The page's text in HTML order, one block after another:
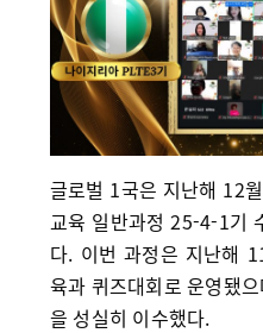
글로벌 1국은 지난해 12
교육 일반과정 25-4-1기
다. 이번 과정은 지난해
육과 퀴즈대회로 운영됐
을 성실히 이수했다.